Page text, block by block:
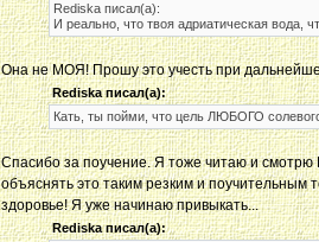
Rediska писал(а):
И реально, что твоя адриатическая
Она не МОЯ! Прошу это учесть при
Rediska писал(а):
Кать, ты пойми, что цель ЛЮБОГО
Спасибо за поучение. Я тоже читаю и смотрю
объяснять это таким резким и поучительным
здоровье! Я уже начинаю привыкать...
Rediska писал(а):